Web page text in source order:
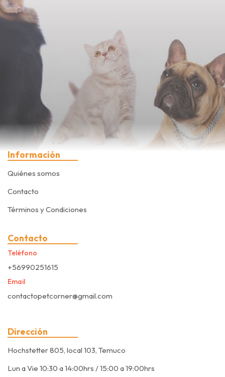
Información
Quiénes somos
Contacto
Términos y Condiciones
Contacto
Teléfono
+56990251615
Email
contactopetcorner@gmail.com
Dirección
Hochstetter 805, local 103, Temuco
Lun a Vie 10:30 a 14:00hrs / 15:00 a 19:00hrs